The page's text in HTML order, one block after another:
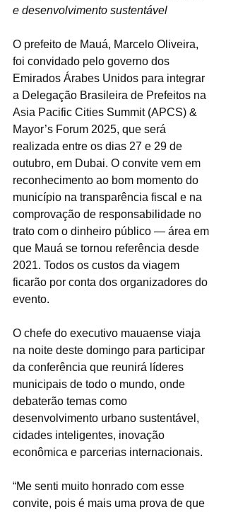
e desenvolvimento sustentável
O prefeito de Mauá, Marcelo Oliveira,
foi convidado pelo governo dos
Emirados Árabes Unidos para integrar
a Delegação Brasileira de Prefeitos na
Asia Pacific Cities Summit (APCS) &
Mayor’s Forum 2025, que será
realizada entre os dias 27 e 29 de
outubro, em Dubai. O convite vem em
reconhecimento ao bom momento do
município na transparência fiscal e na
comprovação de responsabilidade no
trato com o dinheiro público — área em
que Mauá se tornou referência desde
2021. Todos os custos da viagem
ficarão por conta dos organizadores do
evento.
O chefe do executivo mauaense viaja
na noite deste domingo para participar
da conferência que reunirá líderes
municipais de todo o mundo, onde
debaterão temas como
desenvolvimento urbano sustentável,
cidades inteligentes, inovação
econômica e parcerias internacionais.
“Me senti muito honrado com esse
convite, pois é mais uma prova de que